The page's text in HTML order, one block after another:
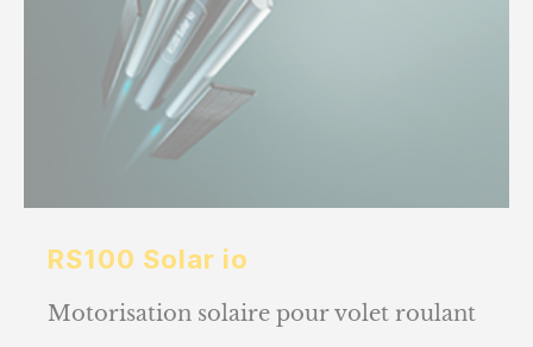
RS100 Solar io
Motorisation solaire pour volet roulant